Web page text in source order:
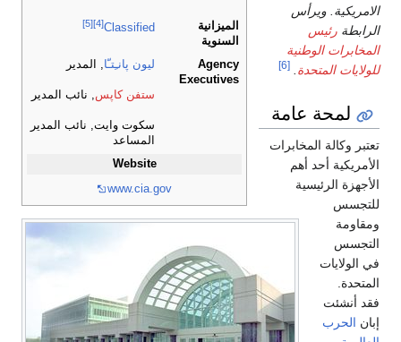
الميزانية
السنوية
Classified
[4]
[5]
Agency
Executives
ليون پانـِتـّا, المدير
ستفن كاپس, نائب المدير
سكوت وايت, نائب المدير
المساعد
Website
www.cia.gov
الامريكية. ويرأس
الرابطة رئيس
المخابرات الوطنية
للولايات المتحدة
[6]
لمحة عامة
تعتبر وكالة المخابرات
الأمريكية أحد أهم
الأجهزة الرئيسية
للتجسس
ومقاومة
التجسس
في الولايات
المتحدة.
فقد أنشئت
إبان الحرب